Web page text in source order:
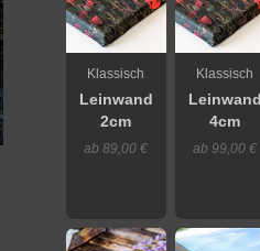
Klassisch
Leinwand
2cm
ab 89,00 €
Klassisch
Leinwand
4cm
ab 99,00 €